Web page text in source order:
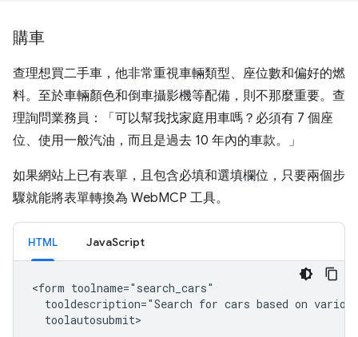
購車
查理想買二手車，他非常重視車輛類型、座位數和偏好的燃
料。至於車輛顏色和倒車攝影機等配備，則不那麼重要。查
理詢問業務員：「可以幫我找家庭用車嗎？必須有 7 個座
位、使用一般汽油，而且是過去 10 年內的車款。」
如果網站上已有表單，且包含必填和選填欄位，只要兩個步
驟就能將表單轉換為 WebMCP 工具。
HTML JavaScript
<form toolname="search_cars"
tooldescription="Search for cars based on
  toolautosubmit>